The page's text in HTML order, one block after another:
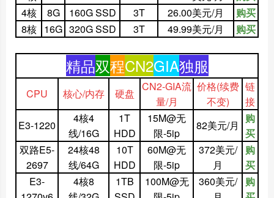
4核
8G 160G SSD 3T 26.00美元/月
购买
8核 16G 320G SSD 3T 49.99美元/月 购买
精品双程CN2GIA独服
CPU 核心/内存 硬盘
CN2-GIA流
量/月
价格(续费
不变)
链
接
E3-1220
4核4
线/16G
1T
HDD
15M@无
限-5ip
82美元/月
购
买
双路E5-
2697
24核48
线/64G
10T
HDD
60M@无
限-5ip
372美元/
月
购
买
E3-
4核8
1TB
100M@无
360美元/
购